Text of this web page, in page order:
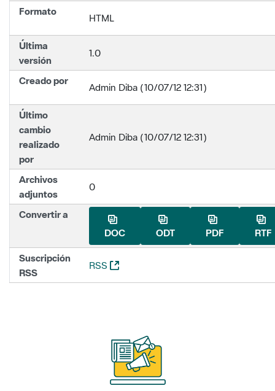
Formato
HTML
Última
versión
1.0
Creado por
Admin Diba (10/07/12 12:31)
Último
cambio
realizado
por
Admin Diba (10/07/12 12:31)
Archivos
adjuntos
0
Convertir a
DOC
ODT PDF RTF
Suscripción
RSS
RSS (Abre una nueva ventana)